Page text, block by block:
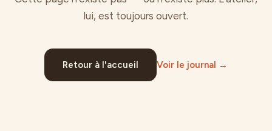
lui, est toujours ouvert.
Retour à l'accueil Voir le journal →